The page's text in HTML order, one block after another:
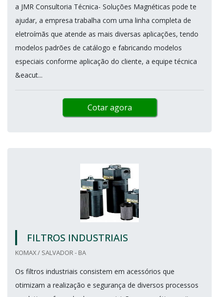
a JMR Consultoria Técnica- Soluções Magnéticas pode te
ajudar, a empresa trabalha com uma linha completa de
eletroímãs que atende as mais diversas aplicações, tendo
modelos padrões de catálogo e fabricando modelos
especiais conforme aplicação do cliente, a equipe técnica
&eacut...
Cotar agora
FILTROS INDUSTRIAIS
KOMAX / SALVADOR - BA
Os filtros industriais consistem em acessórios que
otimizam a realização e segurança de diversos processos